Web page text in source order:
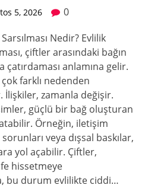
5, 2026
0
Nedir? Evlilik
çiftler arasındaki bağın
çatırdaması anlamına gelir.
farklı nedenden
İlişkiler, zamanla değişir.
güçlü bir bağ oluşturan
Örneğin, iletişim
veya dışsal baskılar,
yol açabilir. Çiftler,
hissetmeye
bu durum evlilikte ciddi…